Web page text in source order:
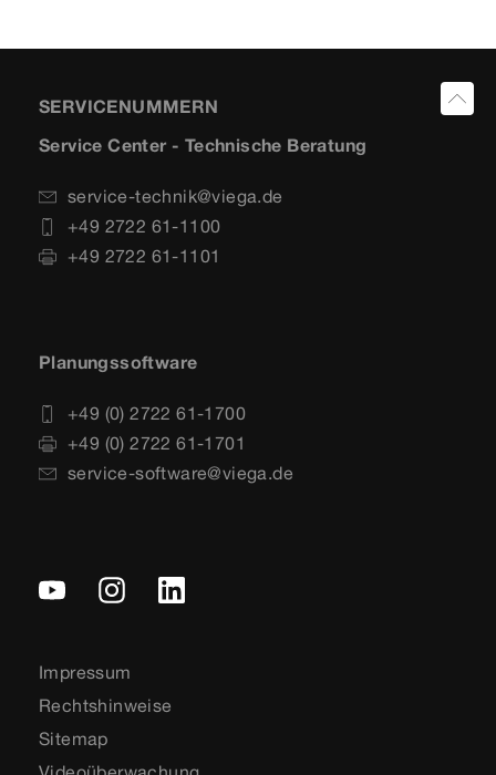
SERVICENUMMERN
Service Center - Technische Beratung
service-technik@viega.de
+49 2722 61-1100
+49 2722 61-1101
Planungssoftware
+49 (0) 2722 61-1700
+49 (0) 2722 61-1701
service-software@viega.de
Impressum
Rechtshinweise
Sitemap